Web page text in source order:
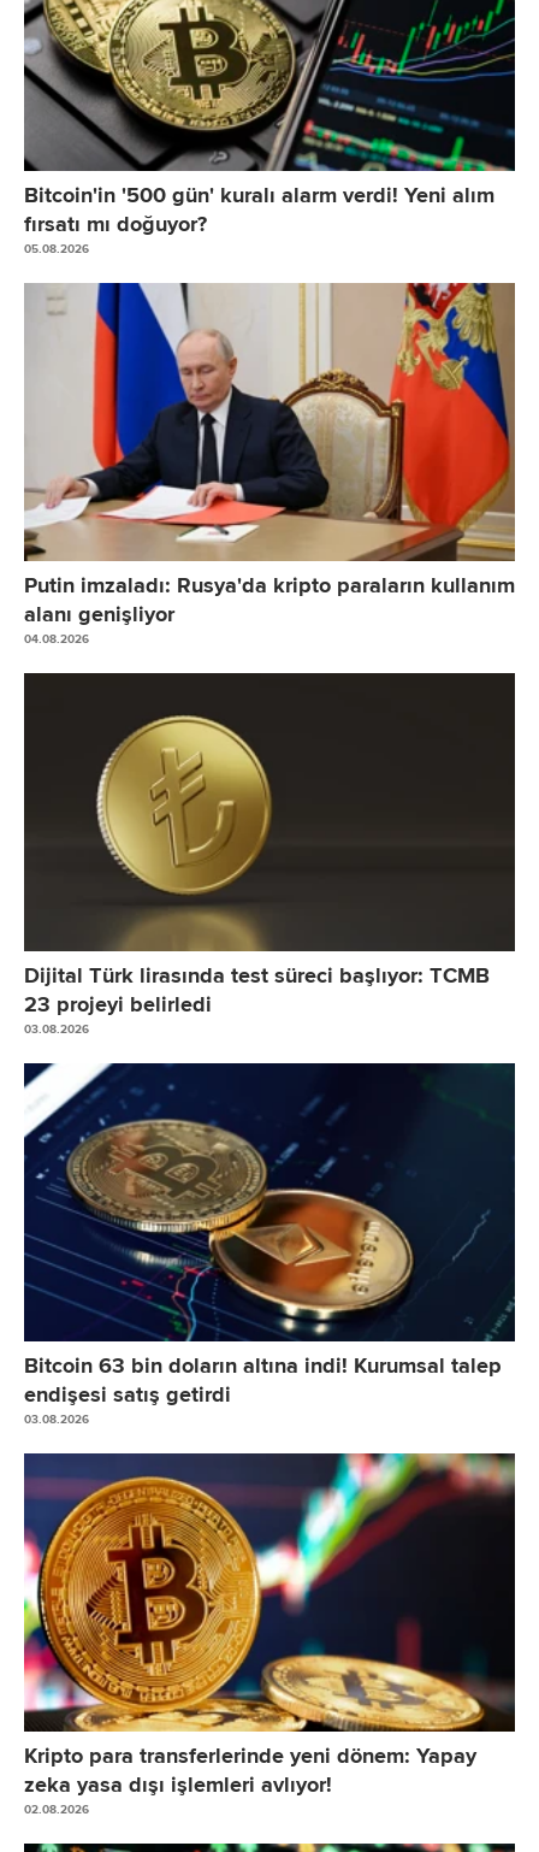
Bitcoin'in '500 gün' kuralı alarm verdi! Yeni alım
fırsatı mı doğuyor?
05.08.2026
Putin imzaladı: Rusya'da kripto paraların kullanım
alanı genişliyor
04.08.2026
Dijital Türk lirasında test süreci başlıyor: TCMB
23 projeyi belirledi
03.08.2026
Bitcoin 63 bin doların altına indi! Kurumsal talep
endişesi satış getirdi
03.08.2026
Kripto para transferlerinde yeni dönem: Yapay
zeka yasa dışı işlemleri avlıyor!
02.08.2026